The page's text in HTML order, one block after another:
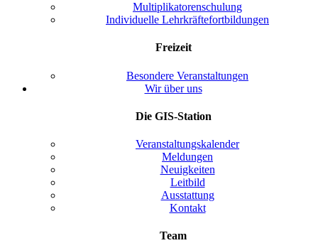
Multiplikatorenschulung
Individuelle Lehrkräftefortbildungen
Freizeit
Besondere Veranstaltungen
Wir über uns
Die GIS-Station
Veranstaltungskalender
Meldungen
Neuigkeiten
Leitbild
Ausstattung
Kontakt
Team